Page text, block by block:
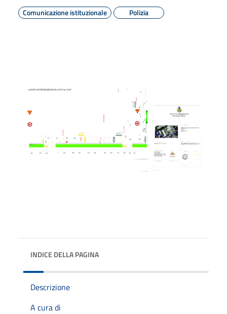
Comunicazione istituzionale
Polizia
INDICE DELLA PAGINA
Descrizione
A cura di